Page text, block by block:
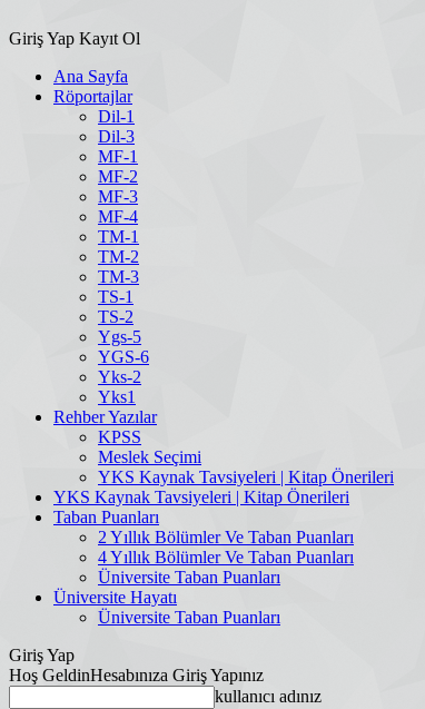
Giriş Yap Kayıt Ol
Ana Sayfa
Röportajlar
Dil-1
Dil-3
MF-1
MF-2
MF-3
MF-4
TM-1
TM-2
TM-3
TS-1
TS-2
Ygs-5
YGS-6
Yks-2
Yks1
Rehber Yazılar
KPSS
Meslek Seçimi
YKS Kaynak Tavsiyeleri | Kitap Önerileri
YKS Kaynak Tavsiyeleri | Kitap Önerileri
Taban Puanları
2 Yıllık Bölümler Ve Taban Puanları
4 Yıllık Bölümler Ve Taban Puanları
Üniversite Taban Puanları
Üniversite Hayatı
Üniversite Taban Puanları
Giriş Yap
Hoş GeldinHesabınıza Giriş Yapınız
kullanıcı adınız